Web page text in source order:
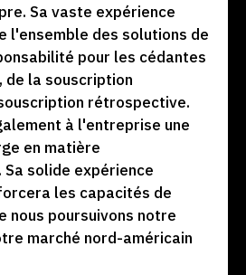
Sa vaste expérience
l'ensemble des solutions de
pour les cédantes
de la souscription
rétrospective.
à l'entreprise une
en matière
solide expérience
les capacités de
nous poursuivons notre
marché nord-américain